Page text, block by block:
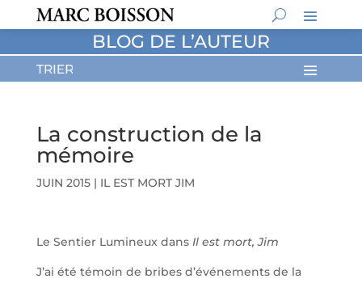
BLOG DE L’AUTEUR
La construction de la
mémoire
JUIN 2015| IL EST MORT JIM
Le Sentier Lumineux dans Il est mort, Jim
J’ai été témoin de bribes d’événements de la